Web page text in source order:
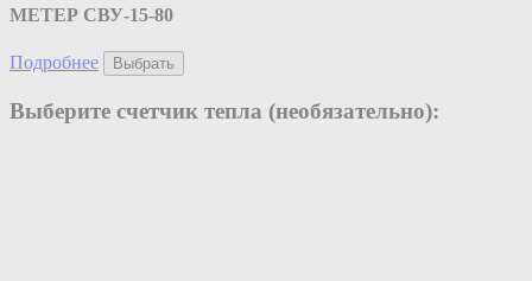
МЕТЕР СВУ-15-80
Подробнее Выбрать
Выберите счетчик тепла (необязательно):